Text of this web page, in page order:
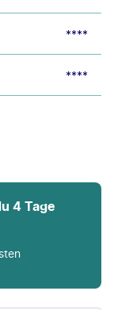
****
****
4 Tage